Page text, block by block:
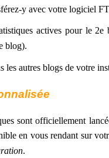
y avec votre logiciel
actives pour le 2e
blog).
les autres blogs de votre
sont officiellement
en vous rendant sur
.